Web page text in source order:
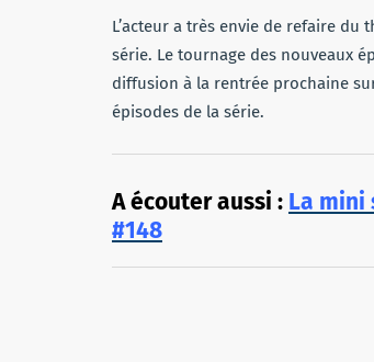
L’acteur a très envie de refaire
série. Le tournage des nouveaux
diffusion à la rentrée prochaine
épisodes de la série.
A écouter aussi : La mini
#148